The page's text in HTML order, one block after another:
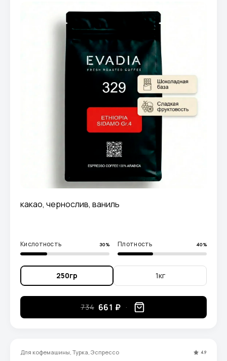
какао, чернослив, ваниль
Кислотность 30% Плотность 40%
250гр 1кг
734 661 ₽
Для кофемашины, Турка, Эспрессо 4.9